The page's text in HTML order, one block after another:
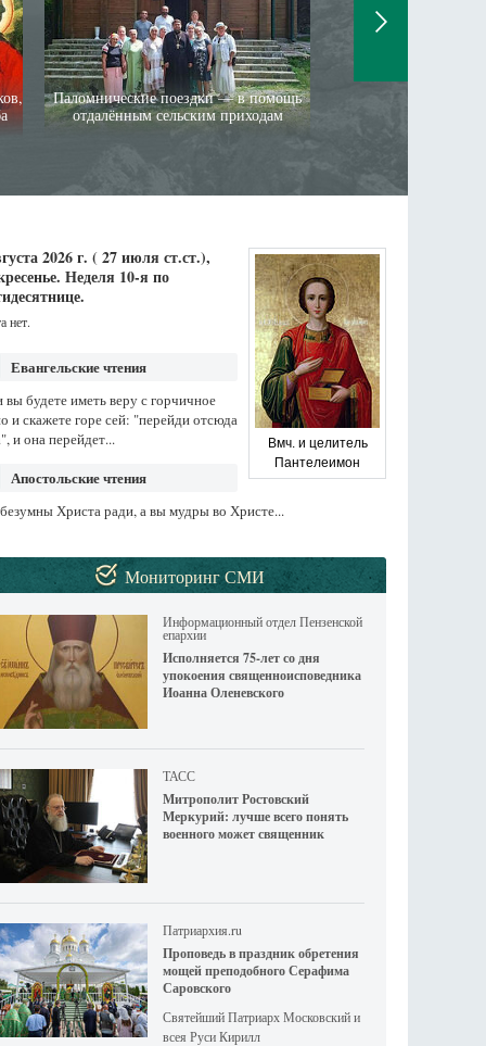
Паломнические поездки — в помощь
отдалённым сельским приходам
Вмч. и целитель
Пантелеимон
2026 г. ( 27 июля ст.ст.),
Неделя 10-я по
нет.
Евангельские чтения
вы будете иметь веру с горчичное
и скажете горе сей: "перейди отсюда
и она перейдет...
Апостольские чтения
Христа ради, а вы мудры во Христе...
Мониторинг СМИ
Информационный отдел Пензенской
епархии
Исполняется 75-лет со дня
упокоения священноисповедника
Иоанна Оленевского
ТАСС
Митрополит Ростовский
Меркурий: лучше всего понять
военного может священник
Патриархия.ru
Проповедь в праздник обретения
мощей преподобного Серафима
Саровского
Святейший Патриарх Московский и
всея Руси Кирилл